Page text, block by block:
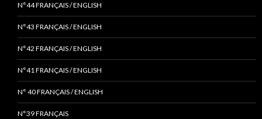
N°44 FRANÇAIS / ENGLISH
N°43 FRANÇAIS / ENGLISH
N°42 FRANÇAIS / ENGLISH
N°41 FRANÇAIS / ENGLISH
N° 40 FRANÇAIS / ENGLISH
N°39 FRANÇAIS